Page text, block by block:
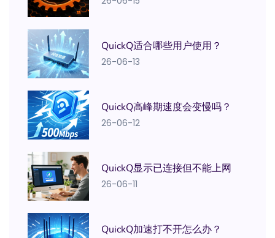
QuickQ适合哪些用户使用？
26-06-13
QuickQ高峰期速度会变慢吗？
26-06-12
QuickQ显示已连接但不能上网
26-06-11
QuickQ加速打不开怎么办？